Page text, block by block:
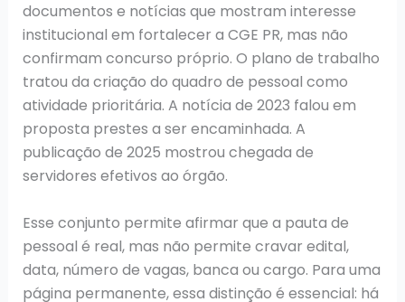
documentos e notícias que mostram interesse
institucional em fortalecer a CGE PR, mas não
confirmam concurso próprio. O plano de trabalho
tratou da criação do quadro de pessoal como
atividade prioritária. A notícia de 2023 falou em
proposta prestes a ser encaminhada. A
publicação de 2025 mostrou chegada de
servidores efetivos ao órgão.
Esse conjunto permite afirmar que a pauta de
pessoal é real, mas não permite cravar edital,
data, número de vagas, banca ou cargo. Para uma
página permanente, essa distinção é essencial: há